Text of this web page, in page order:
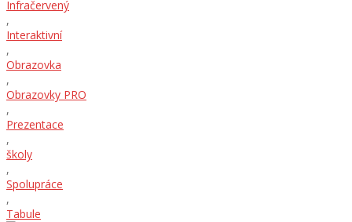
Infračervený
,
Interaktivní
,
Obrazovka
,
Obrazovky PRO
,
Prezentace
,
školy
,
Spolupráce
,
Tabule